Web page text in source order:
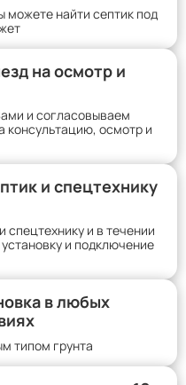
можете найти септик под
на осмотр и
и согласовываем
консультацию, осмотр и
и спецтехнику
спецтехнику и в течении
и подключение
в любых
типом грунта